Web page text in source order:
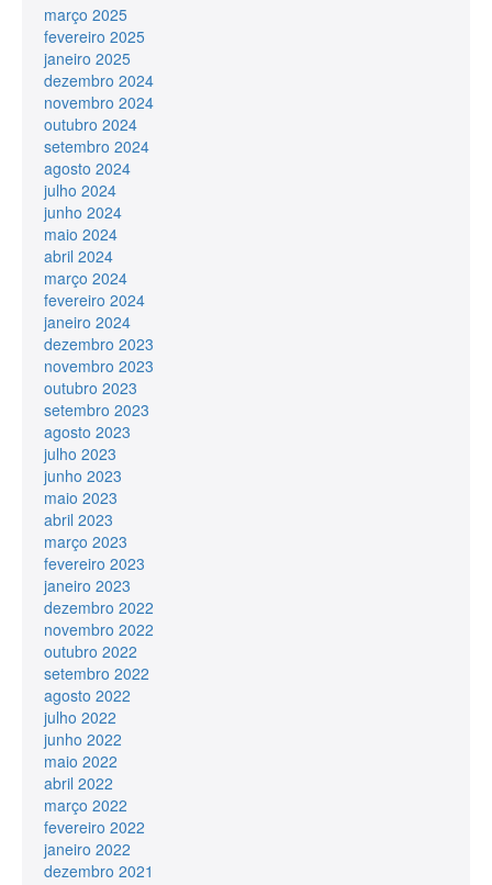
março 2025
fevereiro 2025
janeiro 2025
dezembro 2024
novembro 2024
outubro 2024
setembro 2024
agosto 2024
julho 2024
junho 2024
maio 2024
abril 2024
março 2024
fevereiro 2024
janeiro 2024
dezembro 2023
novembro 2023
outubro 2023
setembro 2023
agosto 2023
julho 2023
junho 2023
maio 2023
abril 2023
março 2023
fevereiro 2023
janeiro 2023
dezembro 2022
novembro 2022
outubro 2022
setembro 2022
agosto 2022
julho 2022
junho 2022
maio 2022
abril 2022
março 2022
fevereiro 2022
janeiro 2022
dezembro 2021